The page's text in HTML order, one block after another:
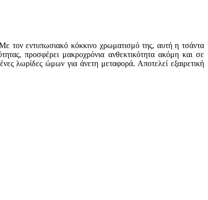
τον εντυπωσιακό κόκκινο χρωματισμό της, αυτή η τσάντα
προσφέρει μακροχρόνια ανθεκτικότητα ακόμη και σε
λωρίδες ώμων για άνετη μεταφορά. Αποτελεί εξαιρετική